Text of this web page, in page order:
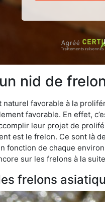
nid de
favorable à la
favorable. En effet,
leur projet de
est le frelon. Ce sont là
fonction de chaque
sur les frelons à la
frelons